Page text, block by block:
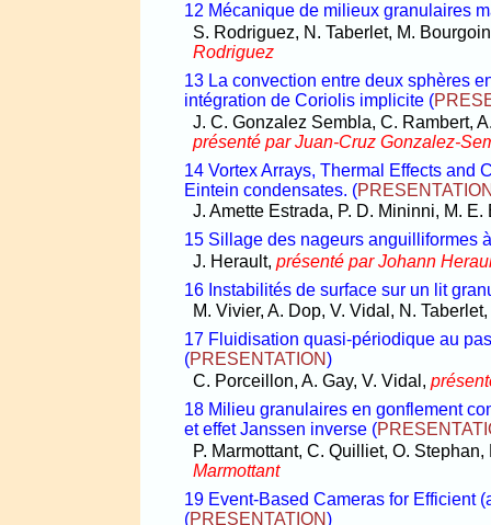
12 Mécanique de milieux granulaires
S. Rodriguez, N. Taberlet, M.
Rodriguez
13 La convection entre deux sphères
intégration de Coriolis implicite (
J. C. Gonzalez Sembla, C. Rambert,
présenté par Juan-Cruz Gonzalez-
14 Vortex Arrays, Thermal Effects and
Eintein condensates. (
J. Amette Estrada, P. D. Mininni, M.
15 Sillage des nageurs anguilliformes
J. Herault, présenté par Johann
16 Instabilités de surface sur un lit
M. Vivier, A. Dop, V. Vidal, N. Taberlet,
17 Fluidisation quasi-périodique au
(PRESENTATION)
C. Porceillon, A. Gay, V. Vidal,
18 Milieu granulaires en gonflement
et effet Janssen inverse (
P. Marmottant, C. Quilliet, O.
Marmottant
19 Event-Based Cameras for Efficient
(PRESENTATION)